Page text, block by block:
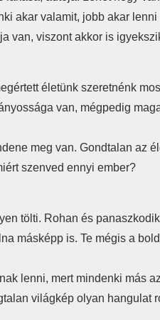
akar valamit, jobb akar
van, viszont akkor is
életünk szeretnénk
van, mégpedig
meg van. Gondtalan az
szenved ennyi ember?
tölti. Rohan és
másképp is. Te mégis a
lenni, mert mindenki más
világkép olyan